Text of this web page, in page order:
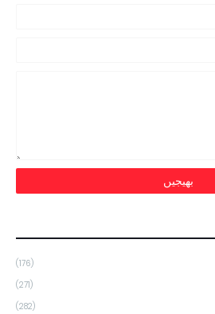
(176)
(271)
(282)